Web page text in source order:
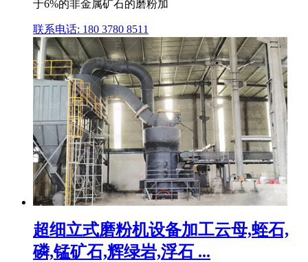
于6%的非金属矿石的磨粉加
联系电话: 180 3780 8511
超细立式磨粉机设备加工云母,蛭石,
磷,锰矿石,辉绿岩,浮石 ...